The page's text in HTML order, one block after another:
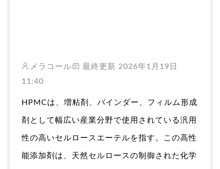
メラコール
最終更新 2026年1月19日
11:40
HPMCは、増粘剤、バインダー、フィルム形成
剤として幅広い産業分野で使用されている汎用
性の高いセルロースエーテルを指す。この高性
能添加剤は、天然セルロースの制御された化学